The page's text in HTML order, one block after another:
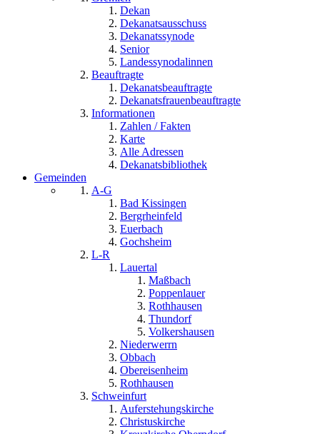
Dekan
Dekanatsausschuss
Dekanatssynode
Senior
Landessynodalinnen
Beauftragte
Dekanatsbeauftragte
Dekanatsfrauenbeauftragte
Informationen
Zahlen / Fakten
Karte
Alle Adressen
Dekanatsbibliothek
Gemeinden
A-G
Bad Kissingen
Bergrheinfeld
Euerbach
Gochsheim
L-R
Lauertal
Maßbach
Poppenlauer
Rothhausen
Thundorf
Volkershausen
Niederwerrn
Obbach
Obereisenheim
Rothhausen
Schweinfurt
Auferstehungskirche
Christuskirche